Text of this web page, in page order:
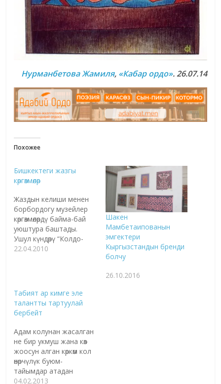
Нурманбетова Жамиля, «Кабар ордо». 26.07.14
Похожее
Бишкектеги жазгы
көргөзмөлөр
Жаздын келиши менен
борбордогу музейлер
көргөзмөлөрдү байма-бай
уюштура баштады.
Ушул күндөрү “Колдо-
Арт” борбору, “Кыргыз-
өнөрчүлөрдүн эмгектерин
көрсөтүүнү ниет кылууда.
Борбор Азия
сүрөтчүлөрүнүн эмгектери
менен сүрөт
күйөрмандары “Колдо-
Арт” борборунан
тааныша алышат.
Долбоордун негизги
22.04.2010
Шакен
Мамбетаипованын
эмгектери
Кыргызстандын бренди
болчу
26.10.2016
Табият ар кимге эле
талантты тартуулай
бербейт
Адам колунан жасалган
не бир укмуш жана көз
жоосун алган көркөм кол
өнөрчүлүк буюм-
тайымдар атадан
балага, кийинки
04.02.2013